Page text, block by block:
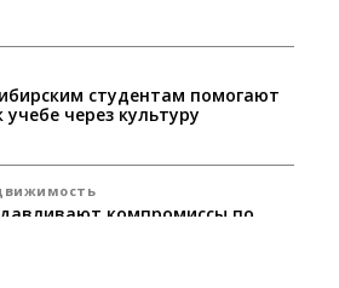
студентам помогают
через культуру
компромиссы по